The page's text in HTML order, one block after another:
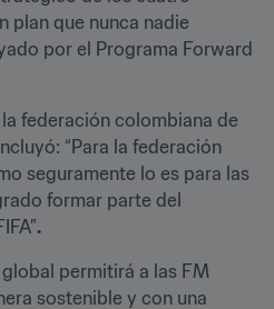
plan que nunca nadie
por el Programa Forward
federación colombiana de
“Para la federación
seguramente lo es para las
formar parte del
.
permitirá a las FM
sostenible y con una